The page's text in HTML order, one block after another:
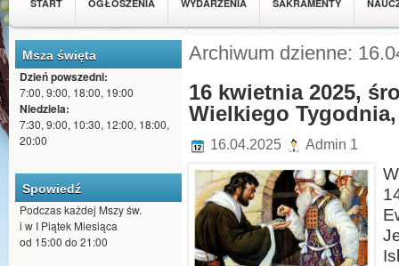
START OGŁOSZENIA WYDARZENIA SAKRAMENTY
MŁODZIEŻ Z NASZEJ PARAFII WSPÓLNOTY
Msza święta
Dzień powszedni:
7:00, 9:00, 18:00, 19:00
Niedziela:
7:30, 9:00, 10:30, 12:00, 18:00,
20:00
Spowiedź
Podczas każdej Mszy św.
i w I Piątek Miesiąca
od 15:00 do 21:00
Archiwum dzienne:
16 kwietnia 2025,
Wielkiego
16.04.2025 Admin 1